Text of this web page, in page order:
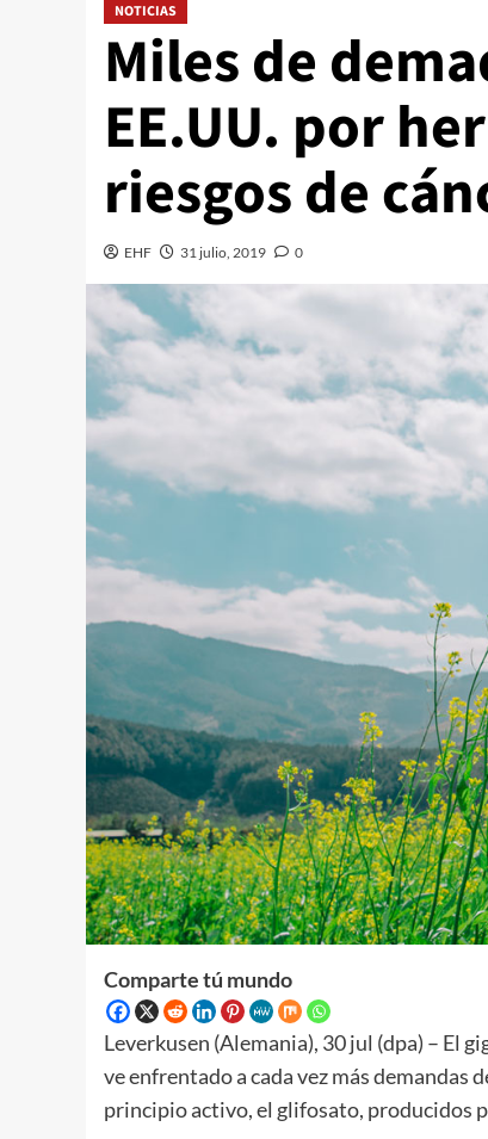
NOTICIAS
Miles de
EE.UU. por
riesgos de
EHF 31 julio, 2019 0
Comparte tú mundo
Leverkusen (Alemania), 30 jul (dpa) – El
ve enfrentado a cada vez más demandas
principio activo, el glifosato, producidos